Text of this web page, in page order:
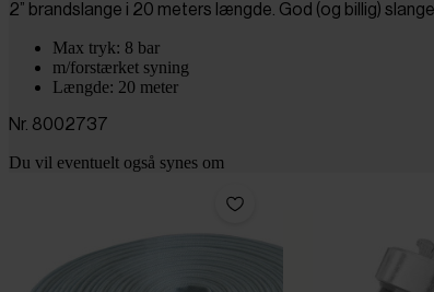
2” brandslange i 20 meters længde. God (og billig)
Max tryk: 8 bar
m/forstærket syning
Længde: 20 meter
Nr. 8002737
Du vil eventuelt også synes om